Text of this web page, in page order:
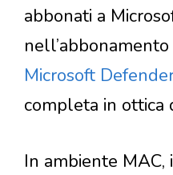
abbonati a
Microsoft
completa in ottica
In ambiente